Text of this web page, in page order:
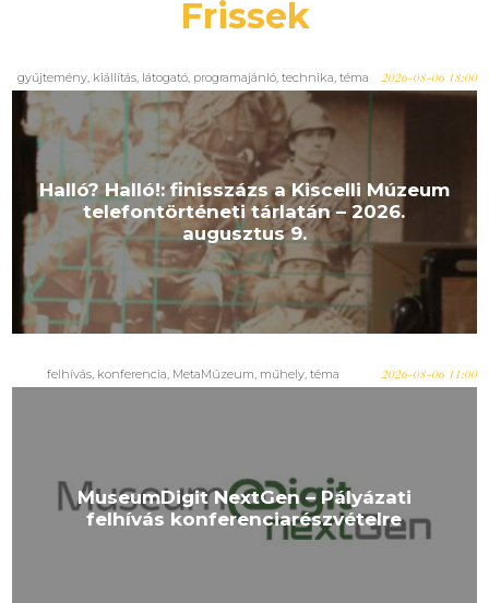
Frissek
gyűjtemény, kiállítás, látogató, programajánló, technika, téma 2026-08-06 18:00
Halló? Halló!: finisszázs a Kiscelli Múzeum
telefontörténeti tárlatán – 2026.
augusztus 9.
felhívás, konferencia, MetaMúzeum, műhely, téma 2026-08-06 11:00
MuseumDigit NextGen – Pályázati
felhívás konferenciarészvételre